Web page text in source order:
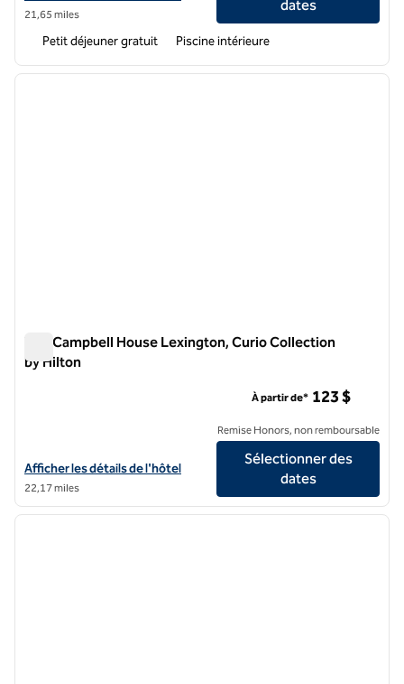
21,65 miles
dates
Petit déjeuner gratuit Piscine intérieure
1 sur 12
The Campbell House Lexington, Curio Collection
by Hilton
Afficher les détails de l'hôtel The Campbell House Lexington, Curio
Afficher les détails de l'hôtel
22,17 miles
À partir de* 123 $
Remise Honors, non remboursable
Sélectionner des
dates
1/12
1 sur 12